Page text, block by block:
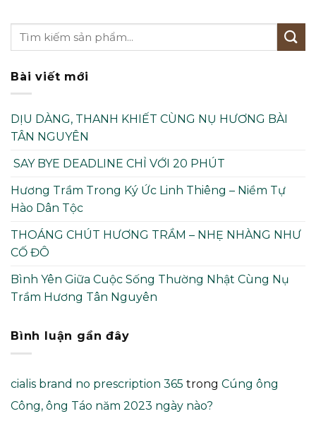
Bài viết mới
DỊU DÀNG, THANH KHIẾT CÙNG NỤ HƯƠNG BÀI
TÂN NGUYÊN
SAY BYE DEADLINE CHỈ VỚI 20 PHÚT
Hương Trầm Trong Ký Ức Linh Thiêng – Niềm Tự
Hào Dân Tộc
THOÁNG CHÚT HƯƠNG TRẦM – NHẸ NHÀNG NHƯ
CỐ ĐÔ
Bình Yên Giữa Cuộc Sống Thường Nhật Cùng Nụ
Trầm Hương Tân Nguyên
Bình luận gần đây
cialis brand no prescription 365 trong Cúng ông
Công, ông Táo năm 2023 ngày nào?